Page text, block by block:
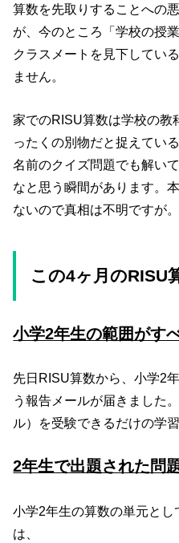
算数を先取りすることへの
が、今のところ「学校の授
クラスメートを見下してい
ません。
家でのRISU算数は学校の教
ったくの別物だと捉えてい
名前のクイズ問題でも解い
なと思う瞬間があります。
ないので真相は不明ですが。
この4ヶ月のRISU
小学2年生の範囲がす
先日RISU算数から、小学2
う報告メールが届きました
ル）を受験できるだけの学
2年生で出題された問
小学2年生の算数の単元と
は、